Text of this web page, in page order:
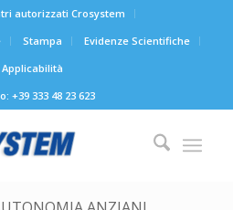
autorizzati Crosystem
Stampa
Evidenze Scientifiche
Applicabilità
+39 333 48 23 623